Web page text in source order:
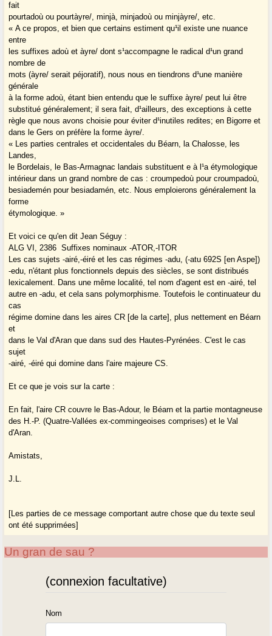
fait
pourtadoù ou pourtàyre/, minjà, minjadoù ou minjàyre/, etc.
« A ce propos, et bien que certains estiment qu¹il existe une nuance
entre
les suffixes adoù et àyre/ dont s¹accompagne le radical d¹un grand
nombre de
mots (àyre/ serait péjoratif), nous nous en tiendrons d¹une manière
générale
à la forme adoù, étant bien entendu que le suffixe àyre/ peut lui être
substitué généralement; il sera fait, d¹ailleurs, des exceptions à cette
règle que nous avons choisie pour éviter d¹inutiles redites; en Bigorre et
dans le Gers on préfère la forme àyre/.
« Les parties centrales et occidentales du Béarn, la Chalosse, les
Landes,
le Bordelais, le Bas-Armagnac landais substituent e à l¹a étymologique
intérieur dans un grand nombre de cas : croumpedoù pour croumpadoù,
besiademén pour besiadamén, etc. Nous emploierons généralement la
forme
étymologique. »
Et voici ce qu'en dit Jean Séguy :
ALG VI, 2386 ­ Suffixes nominaux -ATOR,-ITOR
Les cas sujets -airé,-éiré et les cas régimes -adu, (-atu 692S [en Aspe])
-edu, n'étant plus fonctionnels depuis des siècles, se sont distribués
lexicalement. Dans une même localité, tel nom d'agent est en -airé, tel
autre en -adu, et cela sans polymorphisme. Toutefois le continuateur du
cas
régime domine dans les aires CR [de la carte], plus nettement en Béarn
et
dans le Val d'Aran que dans sud des Hautes-Pyrénées. C'est le cas
sujet
-airé, -éiré qui domine dans l'aire majeure CS.
Et ce que je vois sur la carte :
En fait, l'aire CR couvre le Bas-Adour, le Béarn et la partie montagneuse
des H.-P. (Quatre-Vallées ex-commingeoises comprises) et le Val
d'Aran.
Amistats,
J.L.
[Les parties de ce message comportant autre chose que du texte seul
ont été supprimées]
Un gran de sau ?
(connexion facultative)
Nom